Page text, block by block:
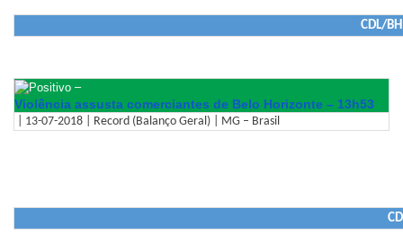
CDL/
–
Violência assusta comerciantes de Belo Horizonte – 13h53
| 13-07-2018 | Record (Balanço Geral) | MG – Brasil